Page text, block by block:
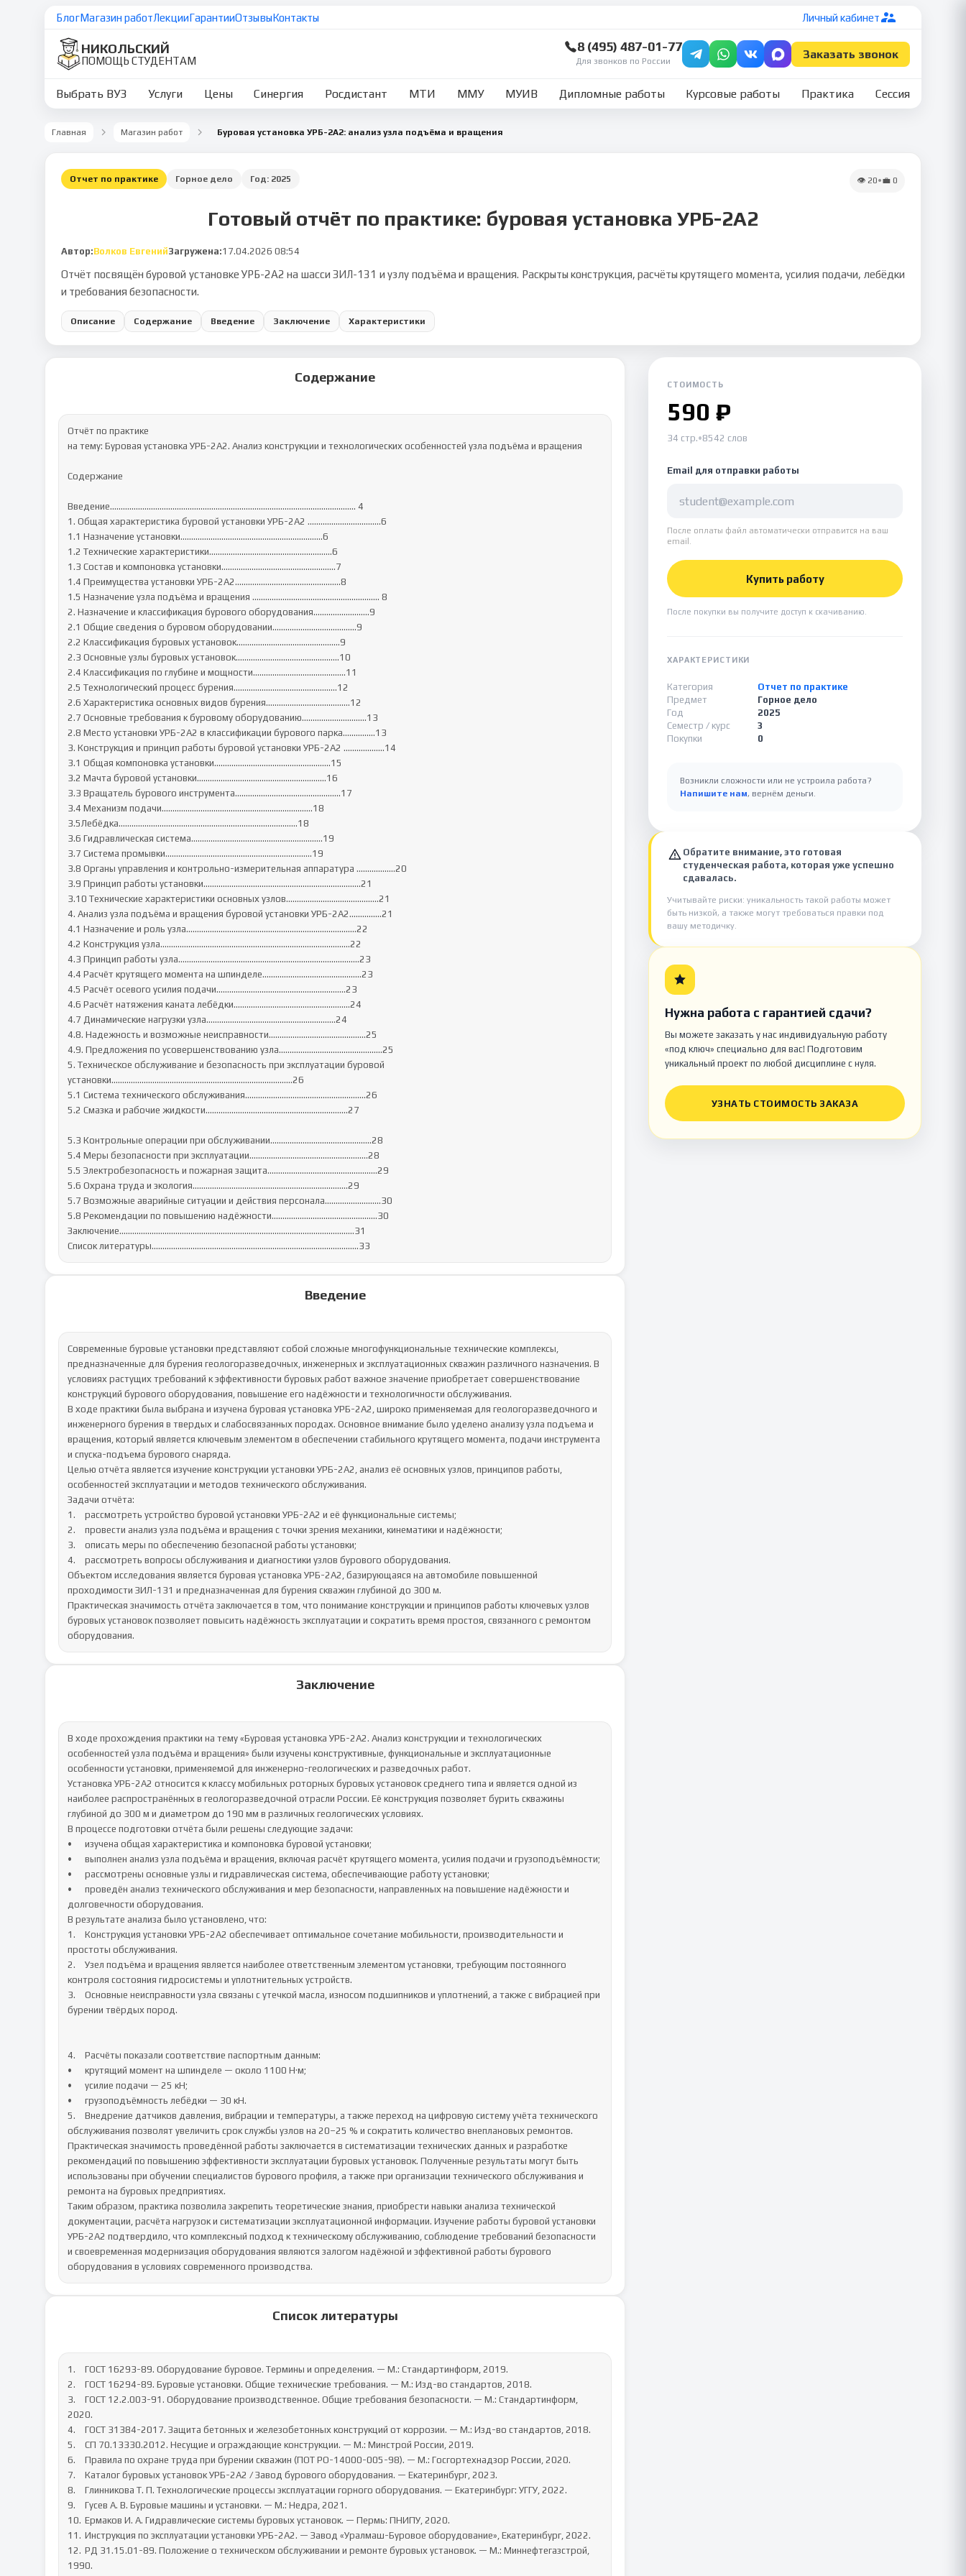
БлогМагазин работЛекцииГарантииОтзывыКонтакты Личный кабинет
НИКОЛЬСКИЙ
ПОМОЩЬ СТУДЕНТАМ
8 (495) 487-01-77
Для звонков по России
Заказать звонок
Выбрать ВУЗ Услуги Цены Синергия Росдистант МТИ ММУ МУИВ Дипломные работы Курсовые работы Практика Сессия
Главная Магазин работ Буровая установка УРБ-2А2: анализ узла подъёма и вращения
Отчет по практике Горное дело Год: 2025 👁 20•💼 0
Готовый отчёт по практике: буровая установка УРБ-2А2
Автор:Волков ЕвгенийЗагружена:17.04.2026 08:54
Отчёт посвящён буровой установке УРБ-2А2 на шасси ЗИЛ-131 и узлу подъёма и вращения. Раскрыты конструкция, расчёты крутящего момента, усилия подачи, лебёдки
и требования безопасности.
Описание Содержание Введение Заключение Характеристики
Содержание
Отчёт по практике
на тему: Буровая установка УРБ-2А2. Анализ конструкции и технологических особенностей узла подъёма и вращения
Содержание
Введение.................................................................................................................. 4
1. Общая характеристика буровой установки УРБ-2А2 ..................................6
1.1 Назначение установки…………………………………………………...……6
1.2 Технические характеристики…………………………………………...……6
1.3 Состав и компоновка установки……………………………………………..7
1.4 Преимущества установки УРБ-2А2………………………………………….8
1.5 Назначение узла подъёма и вращения ........................................................... 8
2. Назначение и классификация бурового оборудования……………………..9
2.1 Общие сведения о буровом оборудовании………………………………...9
2.2 Классификация буровых установок………………………………………...9
2.3 Основные узлы буровых установок………………………………………...10
2.4 Классификация по глубине и мощности……………………………….......11
2.5 Технологический процесс бурения…………………………………………12
2.6 Характеристика основных видов бурения…………………………………12
2.7 Основные требования к буровому оборудованию……………………......13
2.8 Место установки УРБ-2А2 в классификации бурового парка……………13
3. Конструкция и принцип работы буровой установки УРБ-2А2 ...................14
3.1 Общая компоновка установки………………………………………………15
3.2 Мачта буровой установки…………………………………………………...16
3.3 Вращатель бурового инструмента………………………………………….17
3.4 Механизм подачи…………………………………………………………….18
3.5Лебёдка………………………………………………………………..………18
3.6 Гидравлическая система…………………………………………………….19
3.7 Система промывки…………………………………………………………..19
3.8 Органы управления и контрольно-измерительная аппаратура ..................20
3.9 Принцип работы установки………................................................................21
3.10 Технические характеристики основных узлов...........................................21
4. Анализ узла подъёма и вращения буровой установки УРБ-2А2...............21
4.1 Назначение и роль узла…………...................................................................22
4.2 Конструкция узла…………............................................................................22
4.3 Принцип работы узла……..............................................................................23
4.4 Расчёт крутящего момента на шпинделе……………...............................23
4.5 Расчёт осевого усилия подачи………………….......................................23
4.6 Расчёт натяжения каната лебёдки………………….................................24
4.7 Динамические нагрузки узла…………………………..............................24
4.8. Надежность и возможные неисправности………………...........................25
4.9. Предложения по усовершенствованию узла................................................25
5. Техническое обслуживание и безопасность при эксплуатации буровой
установки…………………………………………………………………………26
5.1 Система технического обслуживания………...............................................26
5.2 Смазка и рабочие жидкости……………………….......................................27
5.3 Контрольные операции при обслуживании………......................................28
5.4 Меры безопасности при эксплуатации………..............................................28
5.5 Электробезопасность и пожарная защита…….............................................29
5.6 Охрана труда и экология……………………................................................29
5.7 Возможные аварийные ситуации и действия персонала….......................30
5.8 Рекомендации по повышению надёжности…..............................................30
Заключение.............................................................................................................31
Список литературы................................................................................................33
Введение
Современные буровые установки представляют собой сложные многофункциональные технические комплексы,
предназначенные для бурения геологоразведочных, инженерных и эксплуатационных скважин различного назначения. В
условиях растущих требований к эффективности буровых работ важное значение приобретает совершенствование
конструкций бурового оборудования, повышение его надёжности и технологичности обслуживания.
В ходе практики была выбрана и изучена буровая установка УРБ-2А2, широко применяемая для геологоразведочного и
инженерного бурения в твердых и слабосвязанных породах. Основное внимание было уделено анализу узла подъема и
вращения, который является ключевым элементом в обеспечении стабильного крутящего момента, подачи инструмента
и спуска-подъема бурового снаряда.
Целью отчёта является изучение конструкции установки УРБ-2А2, анализ её основных узлов, принципов работы,
особенностей эксплуатации и методов технического обслуживания.
Задачи отчёта:
1.	рассмотреть устройство буровой установки УРБ-2А2 и её функциональные системы;
2.	провести анализ узла подъёма и вращения с точки зрения механики, кинематики и надёжности;
3.	описать меры по обеспечению безопасной работы установки;
4.	рассмотреть вопросы обслуживания и диагностики узлов бурового оборудования.
Объектом исследования является буровая установка УРБ-2А2, базирующаяся на автомобиле повышенной
проходимости ЗИЛ-131 и предназначенная для бурения скважин глубиной до 300 м.
Практическая значимость отчёта заключается в том, что понимание конструкции и принципов работы ключевых узлов
буровых установок позволяет повысить надёжность эксплуатации и сократить время простоя, связанного с ремонтом
оборудования.
Заключение
В ходе прохождения практики на тему «Буровая установка УРБ-2А2. Анализ конструкции и технологических
особенностей узла подъёма и вращения» были изучены конструктивные, функциональные и эксплуатационные
особенности установки, применяемой для инженерно-геологических и разведочных работ.
Установка УРБ-2А2 относится к классу мобильных роторных буровых установок среднего типа и является одной из
наиболее распространённых в геологоразведочной отрасли России. Её конструкция позволяет бурить скважины
глубиной до 300 м и диаметром до 190 мм в различных геологических условиях.
В процессе подготовки отчёта были решены следующие задачи:
•	изучена общая характеристика и компоновка буровой установки;
•	выполнен анализ узла подъёма и вращения, включая расчёт крутящего момента, усилия подачи и грузоподъёмности;
•	рассмотрены основные узлы и гидравлическая система, обеспечивающие работу установки;
•	проведён анализ технического обслуживания и мер безопасности, направленных на повышение надёжности и
долговечности оборудования.
В результате анализа было установлено, что:
1.	Конструкция установки УРБ-2А2 обеспечивает оптимальное сочетание мобильности, производительности и
простоты обслуживания.
2.	Узел подъёма и вращения является наиболее ответственным элементом установки, требующим постоянного
контроля состояния гидросистемы и уплотнительных устройств.
3.	Основные неисправности узла связаны с утечкой масла, износом подшипников и уплотнений, а также с вибрацией при
бурении твёрдых пород.
4.	Расчёты показали соответствие паспортным данным:
•	крутящий момент на шпинделе — около 1100 Н·м;
•	усилие подачи — 25 кН;
•	грузоподъёмность лебёдки — 30 кН.
5.	Внедрение датчиков давления, вибрации и температуры, а также переход на цифровую систему учёта технического
обслуживания позволят увеличить срок службы узлов на 20–25 % и сократить количество внеплановых ремонтов.
Практическая значимость проведённой работы заключается в систематизации технических данных и разработке
рекомендаций по повышению эффективности эксплуатации буровых установок. Полученные результаты могут быть
использованы при обучении специалистов бурового профиля, а также при организации технического обслуживания и
ремонта на буровых предприятиях.
Таким образом, практика позволила закрепить теоретические знания, приобрести навыки анализа технической
документации, расчёта нагрузок и систематизации эксплуатационной информации. Изучение работы буровой установки
УРБ-2А2 подтвердило, что комплексный подход к техническому обслуживанию, соблюдение требований безопасности
и своевременная модернизация оборудования являются залогом надёжной и эффективной работы бурового
оборудования в условиях современного производства.
Список литературы
1.	ГОСТ 16293-89. Оборудование буровое. Термины и определения. — М.: Стандартинформ, 2019.
2.	ГОСТ 16294-89. Буровые установки. Общие технические требования. — М.: Изд-во стандартов, 2018.
3.	ГОСТ 12.2.003-91. Оборудование производственное. Общие требования безопасности. — М.: Стандартинформ,
2020.
4.	ГОСТ 31384-2017. Защита бетонных и железобетонных конструкций от коррозии. — М.: Изд-во стандартов, 2018.
5.	СП 70.13330.2012. Несущие и ограждающие конструкции. — М.: Минстрой России, 2019.
6.	Правила по охране труда при бурении скважин (ПОТ РО-14000-005-98). — М.: Госгортехнадзор России, 2020.
7.	Каталог буровых установок УРБ-2А2 / Завод бурового оборудования. — Екатеринбург, 2023.
8.	Глинникова Т. П. Технологические процессы эксплуатации горного оборудования. — Екатеринбург: УГГУ, 2022.
9.	Гусев А. В. Буровые машины и установки. — М.: Недра, 2021.
10.	Ермаков И. А. Гидравлические системы буровых установок. — Пермь: ПНИПУ, 2020.
11.	Инструкция по эксплуатации установки УРБ-2А2. — Завод «Уралмаш-Буровое оборудование», Екатеринбург, 2022.
12.	РД 31.15.01-89. Положение о техническом обслуживании и ремонте буровых установок. — М.: Миннефтегазстрой,
1990.
СТОИМОСТЬ
590 ₽
34 стр.•8542 слов
Email для отправки работы
После оплаты файл автоматически отправится на ваш
email.
Купить работу
После покупки вы получите доступ к скачиванию.
ХАРАКТЕРИСТИКИ
Категория
Отчет по практике
Предмет
Горное дело
Год
2025
Семестр / курс
3
Покупки
0
Возникли сложности или не устроила работа?
Напишите нам, вернём деньги.
Обратите внимание, это готовая
студенческая работа, которая уже успешно
сдавалась.
Учитывайте риски: уникальность такой работы может
быть низкой, а также могут требоваться правки под
вашу методичку.
Нужна работа с гарантией сдачи?
Вы можете заказать у нас индивидуальную работу
«под ключ» специально для вас! Подготовим
уникальный проект по любой дисциплине с нуля.
УЗНАТЬ СТОИМОСТЬ ЗАКАЗА